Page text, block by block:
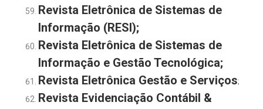
Revista Eletrônica de Sistemas de
Informação (RESI);
Revista Eletrônica de Sistemas de
Informação e Gestão Tecnológica;
Revista Eletrônica Gestão e Serviços;
Revista Evidenciação Contábil &